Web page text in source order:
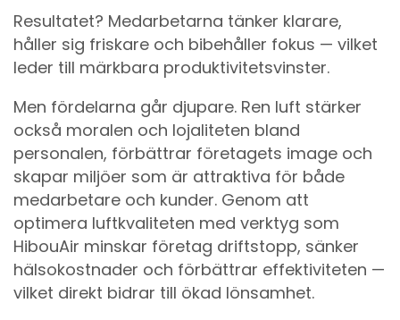
Resultatet? Medarbetarna tänker klarare,
håller sig friskare och bibehåller fokus — vilket
leder till märkbara produktivitetsvinster.
Men fördelarna går djupare. Ren luft stärker
också moralen och lojaliteten bland
personalen, förbättrar företagets image och
skapar miljöer som är attraktiva för både
medarbetare och kunder. Genom att
optimera luftkvaliteten med verktyg som
HibouAir minskar företag driftstopp, sänker
hälsokostnader och förbättrar effektiviteten —
vilket direkt bidrar till ökad lönsamhet.